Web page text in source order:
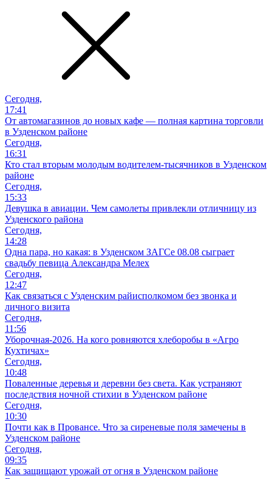
Сегодня,
17:41
От автомагазинов до новых кафе — полная картина торговли
в Узденском районе
Сегодня,
16:31
Кто стал вторым молодым водителем-тысячников в Узденском
районе
Сегодня,
15:33
Девушка в авиации. Чем самолеты привлекли отличницу из
Узденского района
Сегодня,
14:28
Одна пара, но какая: в Узденском ЗАГСе 08.08 сыграет
свадьбу певица Александра Мелех
Сегодня,
12:47
Как связаться с Узденским райисполкомом без звонка и
личного визита
Сегодня,
11:56
Уборочная-2026. На кого ровняются хлеборобы в «Агро
Кухтичах»
Сегодня,
10:48
Поваленные деревья и деревни без света. Как устраняют
последствия ночной стихии в Узденском районе
Сегодня,
10:30
Почти как в Провансе. Что за сиреневые поля замечены в
Узденском районе
Сегодня,
09:35
Как защищают урожай от огня в Узденском районе